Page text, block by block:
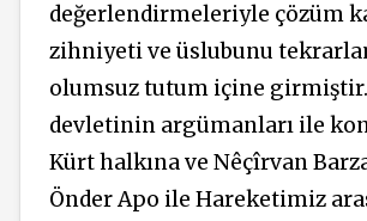
değerlendirmeleriyle çözüm
zihniyeti ve üslubunu
olumsuz tutum içine
devletinin argümanları ile
Kürt halkına ve Nêçîrvan
Önder Apo ile Hareketimiz